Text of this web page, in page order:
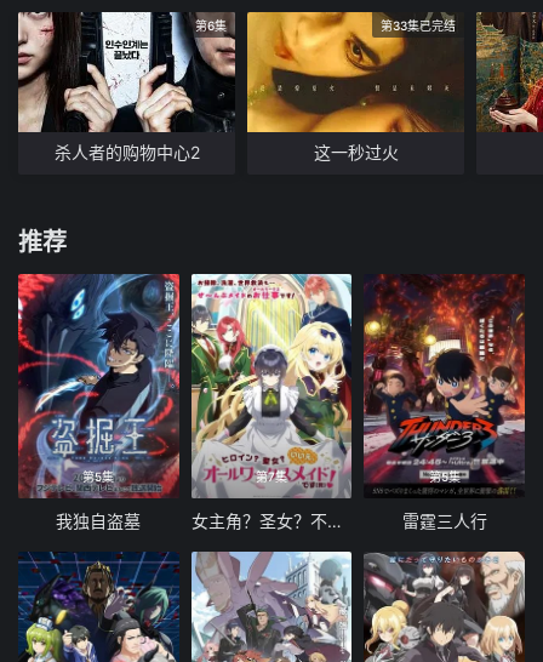
第6集
杀人者的购物中心2
第33集已完结
这一秒过火
推荐
第5集
我独自盗墓
第7集
女主角？圣女？不，我是杂役女仆（自豪）
第5集
雷霆三人行